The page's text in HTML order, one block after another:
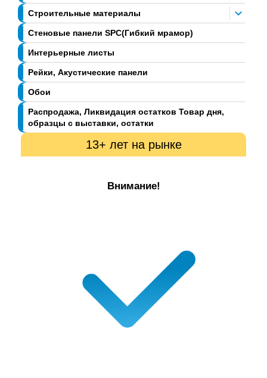
Строительные материалы
Стеновые панели SPC(Гибкий мрамор)
Интерьерные листы
Рейки, Акустические панели
Обои
Распродажа, Ликвидация остатков Товар дня,
образцы с выставки, остатки
13+ лет на рынке
Внимание!